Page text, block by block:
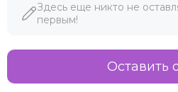
Здесь еще никто не
первым!
Оставить